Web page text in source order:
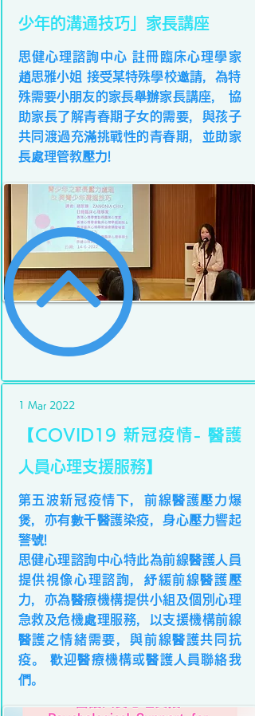
少年的溝通技巧」家長講座
思健心理諮詢中心 註冊臨床心理學家
趙思雅小姐 接受某特殊學校邀請，為特
殊需要小朋友的家長舉辦家長講座， 協
助家長了解青春期子女的需要，與孩子
共同渡過充滿挑戰性的青春期，並助家
長處理管教壓力!
1 Mar 2022
【COVID19 新冠疫情- 醫護
人員心理支援服務】
第五波新冠疫情下，前線醫護壓力爆
煲，亦有數千醫護染疫，身心壓力響起
警號!
思健心理諮詢中心特此為前線醫護人員
提供視像心理諮詢，紓緩前線醫護壓
力，亦為醫療機構提供小組及個別心理
急救及危機處理服務，以支援機構前線
醫護之情緒需要，與前線醫護共同抗
疫。 歡迎醫療機構或醫護人員聯絡我
們。